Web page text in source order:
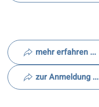
mehr erfahren ...
zur Anmeldung ...